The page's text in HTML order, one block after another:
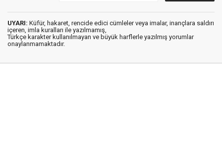
UYARI: Küfür, hakaret, rencide edici cümleler veya imalar, inançlara saldırı
içeren, imla kuralları ile yazılmamış,
Türkçe karakter kullanılmayan ve büyük harflerle yazılmış yorumlar
onaylanmamaktadır.